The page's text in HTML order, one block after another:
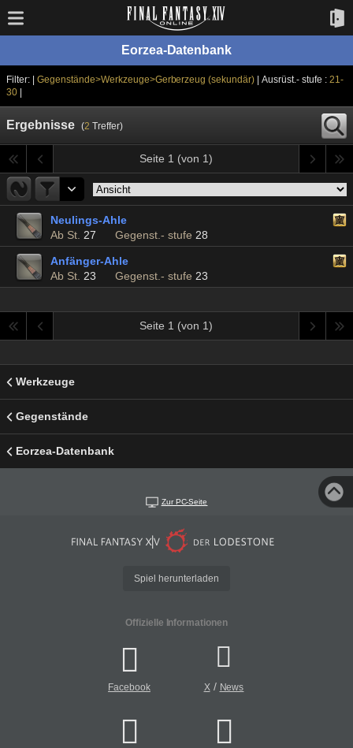
Eorzea-Datenbank
Filter: | Gegenstände>Werkzeuge>Gerberzeug (sekundär) | Ausrüst.- stufe : 21-
30|
Ergebnisse (2 Treffer)
Seite 1 (von 1)
Neulings-Ahle
Ab St. 27 Gegenst.- stufe 28
Anfänger-Ahle
Ab St. 23 Gegenst.- stufe 23
Seite 1 (von 1)
Werkzeuge
Gegenstände
Eorzea-Datenbank
Zur PC-Seite
Spiel herunterladen
Offizielle Informationen
Facebook X/ News